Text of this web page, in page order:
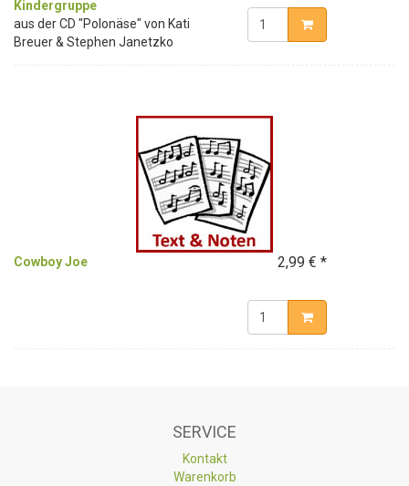
Kindergruppe
aus der CD "Polonäse" von Kati
Breuer & Stephen Janetzko
Cowboy Joe 2,99 € *
SERVICE
Kontakt
Warenkorb